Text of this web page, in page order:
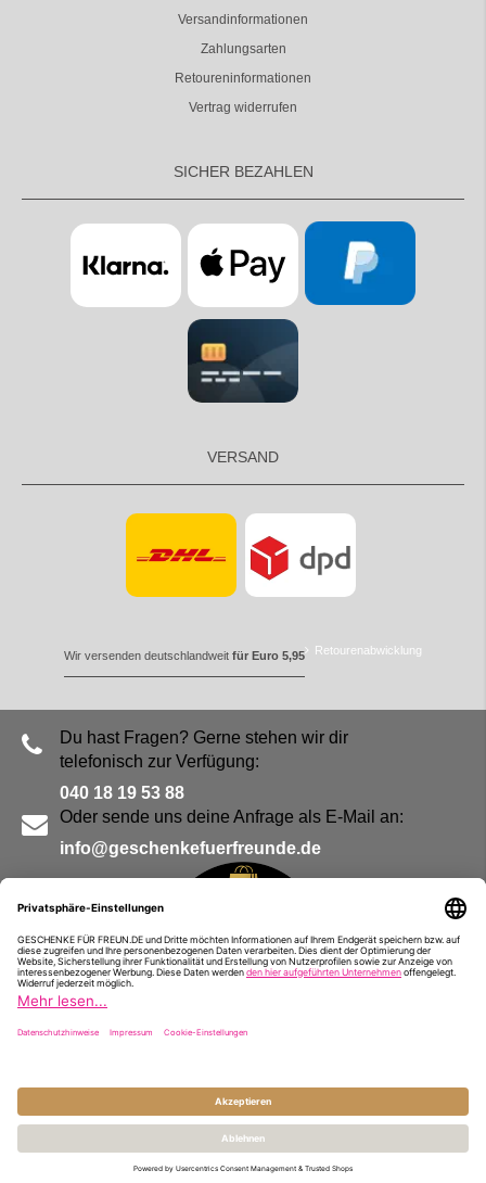
Versandinformationen
Zahlungsarten
Retoureninformationen
Vertrag widerrufen
SICHER BEZAHLEN
VERSAND
Wir versenden deutschlandweit für Euro 5,95 Retourenabwicklung
Du hast Fragen? Gerne stehen wir dir
telefonisch zur Verfügung:
040 18 19 53 88
Oder sende uns deine Anfrage als E-Mail an:
info@geschenkefuerfreunde.de
Impressum
© Geschenke für Freunde